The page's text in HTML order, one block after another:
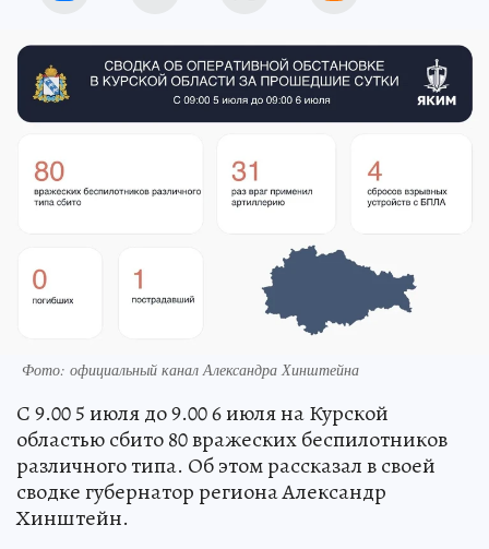
Фото: официальный канал Александра Хинштейна
С 9.00 5 июля до 9.00 6 июля на Курской
областью сбито 80 вражеских беспилотников
различного типа. Об этом рассказал в своей
сводке губернатор региона Александр
Хинштейн.